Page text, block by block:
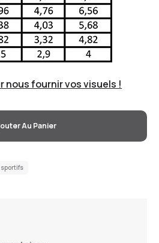
fournir vos visuels !
Au Panier
sportifs